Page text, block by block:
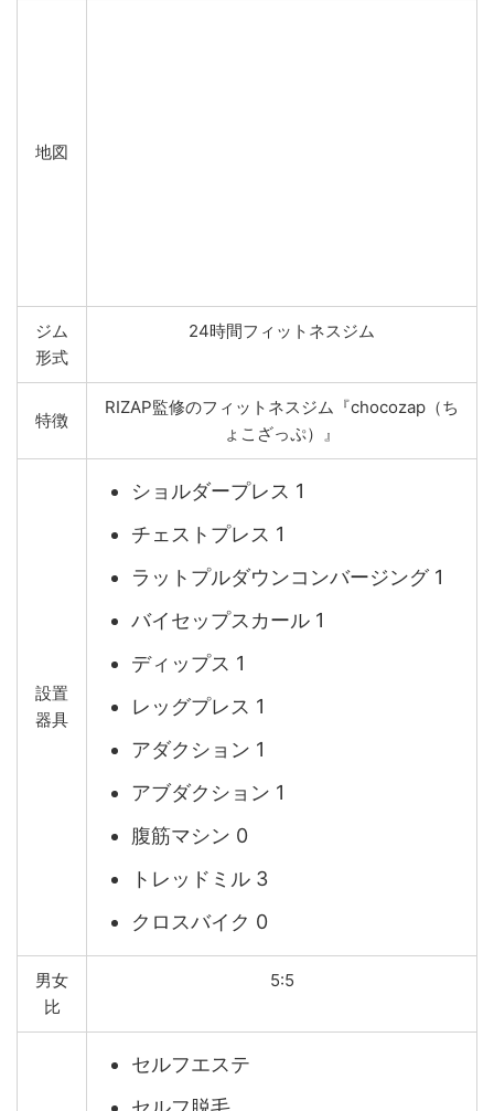
地図
ジム
形式
24時間フィットネスジム
特徴
RIZAP監修のフィットネスジム『chocozap（ち
ょこざっぷ）』
設置
器具
ショルダープレス 1
チェストプレス 1
ラットプルダウンコンバージング 1
バイセップスカール 1
ディップス 1
レッグプレス 1
アダクション 1
アブダクション 1
腹筋マシン 0
トレッドミル 3
クロスバイク 0
男女
比
5:5
セルフエステ